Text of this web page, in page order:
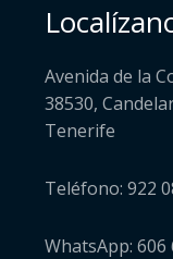
Avenida de la
38530,
Tenerife
Teléfono: 922
WhatsApp: 606